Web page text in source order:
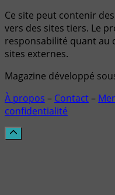
Ce site peut contenir
vers des sites tiers. Le
responsabilité quant au
sites externes.
Magazine développé
À propos – Contact–
confidentialité